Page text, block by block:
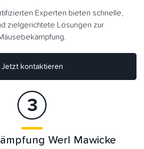
Jetzt kontaktieren
Experten bieten schnelle,
zielgerichtete Lösungen zur
Werl Mawicke